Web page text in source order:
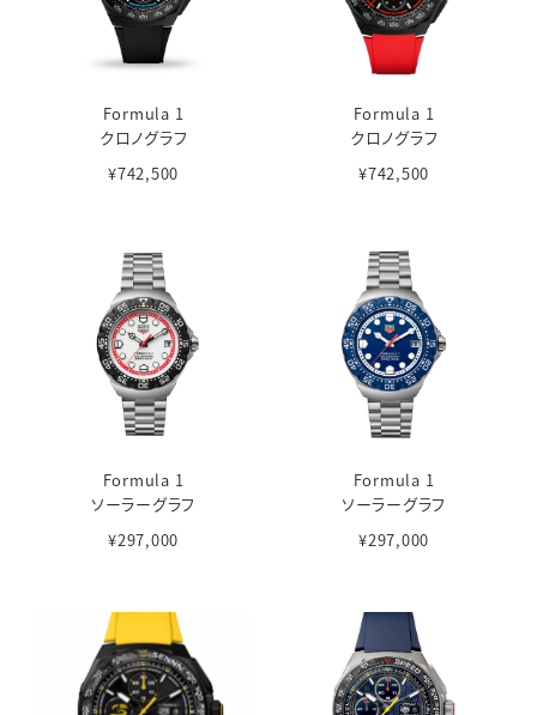
Formula 1
クロノグラフ
¥742,500
Formula 1
クロノグラフ
¥742,500
Formula 1
ソーラーグラフ
¥297,000
Formula 1
ソーラーグラフ
¥297,000